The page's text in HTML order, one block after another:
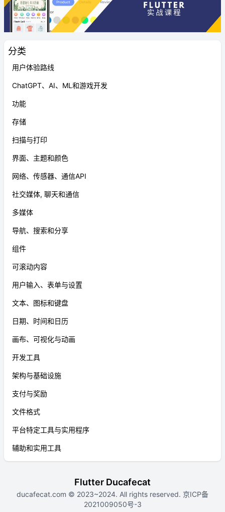
分类
用户体验路线
ChatGPT、AI、ML和游戏开发
功能
存储
扫描与打印
界面、主题和颜色
网络、传感器、通信API
社交媒体, 聊天和通信
多媒体
导航、搜索和分享
组件
可滚动内容
用户输入、表单与设置
文本、图标和键盘
日期、时间和日历
画布、可视化与动画
开发工具
架构与基础设施
支付与奖励
文件格式
平台特定工具与实用程序
辅助和实用工具
Flutter Ducafecat
ducafecat.com © 2023~2024. All rights reserved. 京ICP备
2021009050号-3